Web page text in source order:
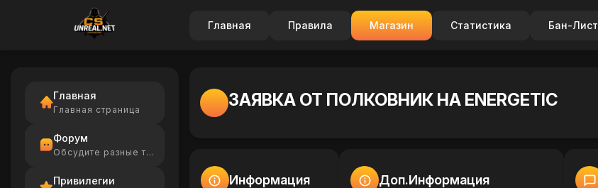
Главная Правила Магазин Статистика Бан-Лист
Главная
Главная страница
Форум
Обсудите разные темы
Привилегии
ЗАЯВКА ОТ ПОЛКОВНИК НА ENERGETIC
Информация Доп.Информация